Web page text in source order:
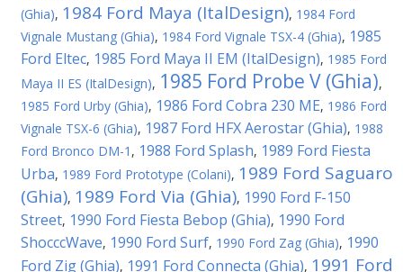
(Ghia), 1984 Ford Maya (ItalDesign), 1984 Ford
Vignale Mustang (Ghia), 1984 Ford Vignale TSX-4 (Ghia), 1985
Ford Eltec, 1985 Ford Maya II EM (ItalDesign), 1985 Ford
Maya II ES (ItalDesign), 1985 Ford Probe V (Ghia),
1985 Ford Urby (Ghia), 1986 Ford Cobra 230 ME, 1986 Ford
Vignale TSX-6 (Ghia), 1987 Ford HFX Aerostar (Ghia), 1988
Ford Bronco DM-1 , 1988 Ford Splash, 1989 Ford Fiesta
Urba, 1989 Ford Prototype (Colani), 1989 Ford Saguaro
(Ghia), 1989 Ford Via (Ghia), 1990 Ford F-150
Street, 1990 Ford Fiesta Bebop (Ghia), 1990 Ford
ShocccWave, 1990 Ford Surf, 1990 Ford Zag (Ghia), 1990
Ford Zig (Ghia), 1991 Ford Connecta (Ghia), 1991 Ford